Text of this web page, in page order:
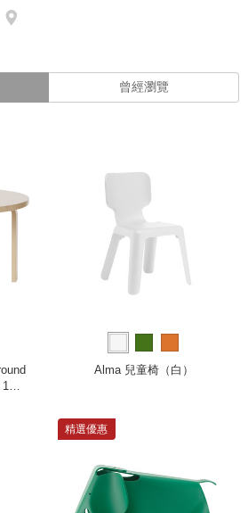
曾經瀏覽
Alma 兒童椅（白）
精選優惠